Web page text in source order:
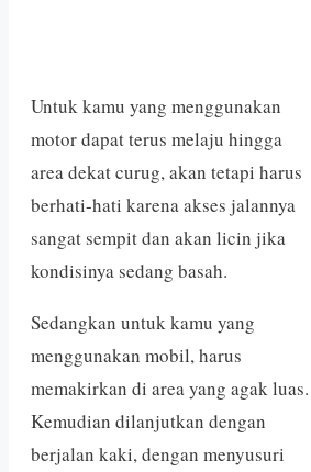
Untuk kamu yang menggunakan
motor dapat terus melaju hingga
area dekat curug, akan tetapi harus
berhati-hati karena akses jalannya
sangat sempit dan akan licin jika
kondisinya sedang basah.
Sedangkan untuk kamu yang
menggunakan mobil, harus
memakirkan di area yang agak luas.
Kemudian dilanjutkan dengan
berjalan kaki, dengan menyusuri